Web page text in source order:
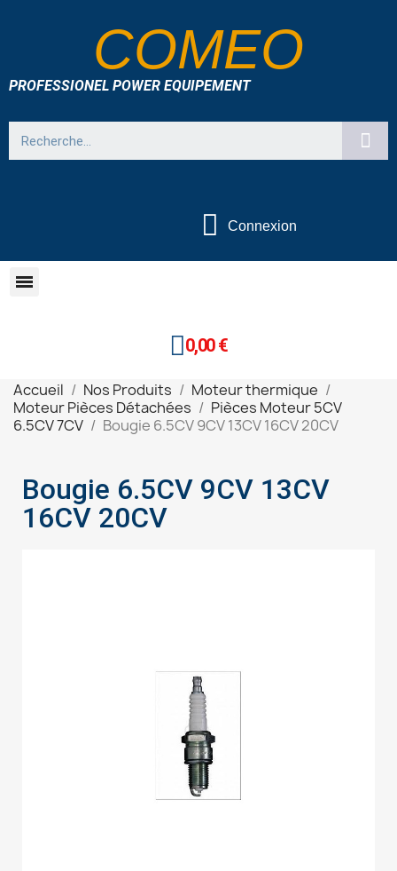
COMEO
PROFESSIONEL POWER EQUIPEMENT
Connexion
0,00 €
Accueil Nos Produits
Moteur thermique
Moteur Pièces Détachées
Pièces Moteur 5CV
6.5CV 7CV
Bougie 6.5CV 9CV 13CV 16CV 20CV
Bougie 6.5CV 9CV 13CV
16CV 20CV